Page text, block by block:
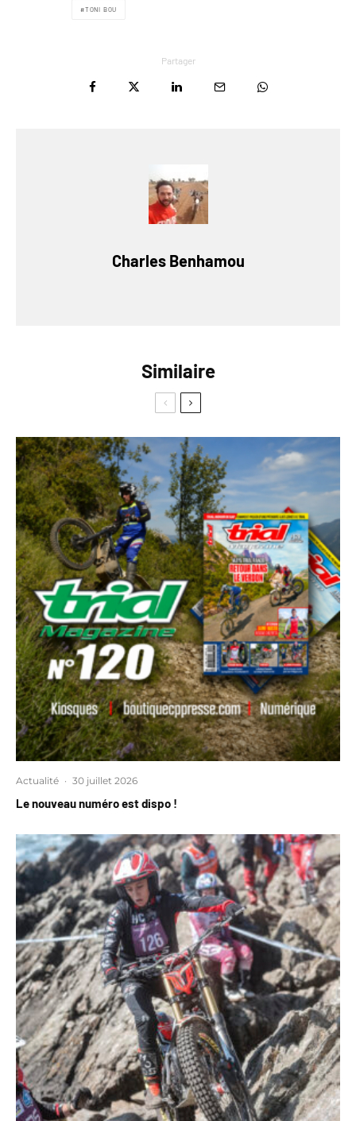
TONI BOU
Partager
Charles Benhamou
Similaire
Actualité · 30 juillet 2026
Le nouveau numéro est dispo !